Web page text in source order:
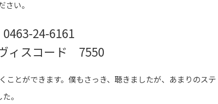
い。
0463-24-6161
ィスコード 7550
とができます。僕もさっき、聴きましたが、あまりのステ
。